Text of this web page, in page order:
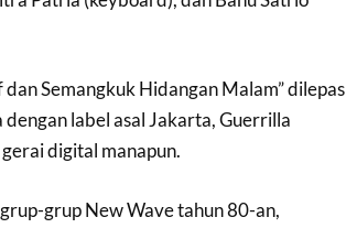
Semangkuk Hidangan Malam” dilepas
label asal Jakarta, Guerrilla
digital manapun.
grup New Wave tahun 80-an,